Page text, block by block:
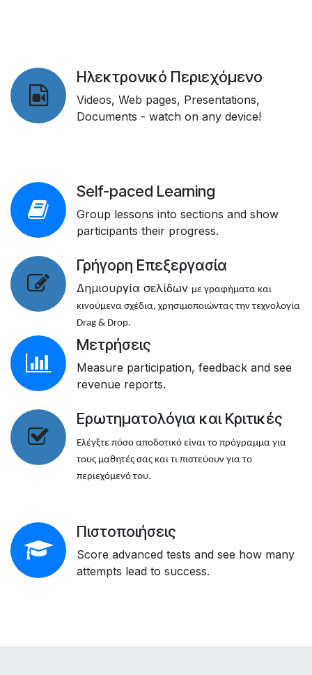
Ηλεκτρονικό Περιεχόμενο
Videos, Web pages, Presentations,
Documents - watch on any device!
Self-paced Learning
Group lessons into sections and show
participants their progress.
Γρήγορη Επεξεργασία
Δημιουργία σελίδων με γραφήματα και
κινούμενα σχέδια, χρησιμοποιώντας την τεχνολογία
Drag & Drop.
Μετρήσεις
Measure participation, feedback and see
revenue reports.
Ερωτηματολόγια και Κριτικές
Ελέγξτε πόσο αποδοτικό είναι το πρόγραμμα για
τους μαθητές σας και τι πιστεύουν για το
περιεχόμενό του.
Πιστοποιήσεις
Score advanced tests and see how many
attempts lead to success.